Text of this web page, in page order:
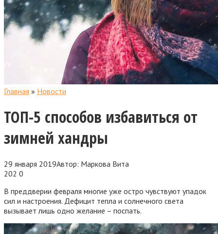
Главная » Новости
ТОП-5 способов избавиться от
зимней хандры
29 января 2019Автор: Маркова Вита
202 0
В преддверии февраля многие уже остро чувствуют упадок
сил и настроения. Дефицит тепла и солнечного света
вызывает лишь одно желание – поспать.